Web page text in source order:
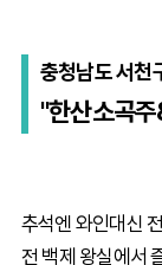
충청남도 서천
"한산소곡
추석엔 와인대신
전 백제 왕실에서